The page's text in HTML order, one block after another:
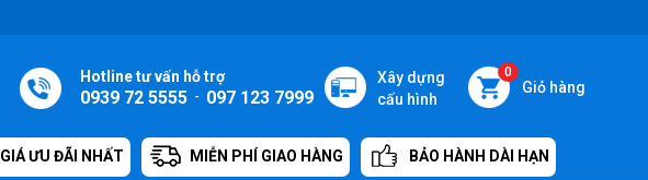
0
Giỏ hàng
Xây dựng
cấu hình
Hotline tư vấn hỗ trợ
0939 72 5555 - 097 123 7999
GIÁ ƯU ĐÃI NHẤT MIỄN PHÍ GIAO HÀNG BẢO HÀNH DÀI HẠN